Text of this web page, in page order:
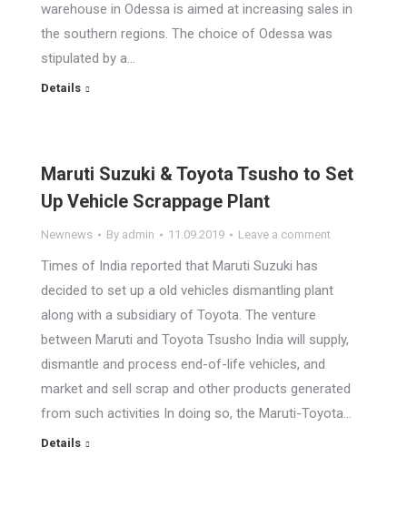
warehouse in Odessa is aimed at increasing sales in
the southern regions. The choice of Odessa was
stipulated by a…
Details
Maruti Suzuki & Toyota Tsusho to Set
Up Vehicle Scrappage Plant
Newnews By admin 11.09.2019 Leave a comment
Times of India reported that Maruti Suzuki has
decided to set up a old vehicles dismantling plant
along with a subsidiary of Toyota. The venture
between Maruti and Toyota Tsusho India will supply,
dismantle and process end-of-life vehicles, and
market and sell scrap and other products generated
from such activities In doing so, the Maruti-Toyota…
Details